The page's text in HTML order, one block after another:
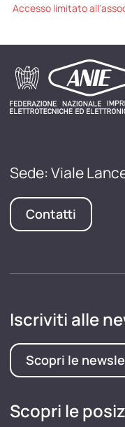
Accesso limitato
Sede: Viale
Contatti
Iscriviti alle
Scopri le
Scopri le